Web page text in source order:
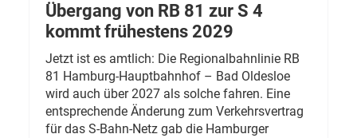
Übergang von RB 81 zur S 4
kommt frühestens 2029
Jetzt ist es amtlich: Die Regionalbahnlinie RB
81 Hamburg-Hauptbahnhof – Bad Oldesloe
wird auch über 2027 als solche fahren. Eine
entsprechende Änderung zum Verkehrsvertrag
für das S-Bahn-Netz gab die Hamburger